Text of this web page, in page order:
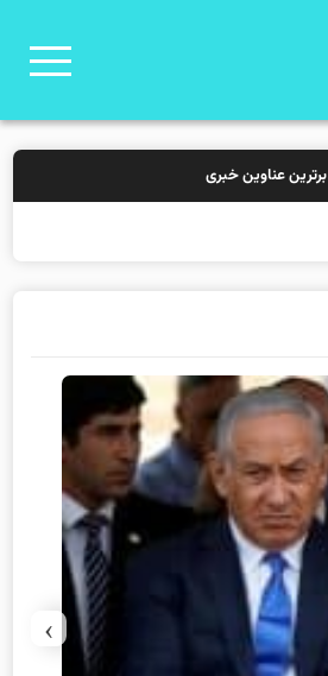
برترین عناوین خبری
›